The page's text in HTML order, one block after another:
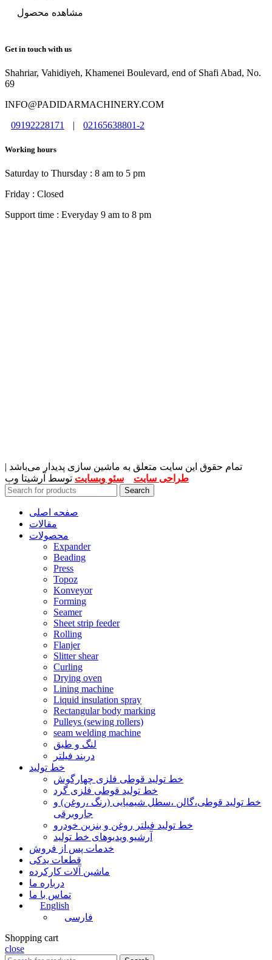
مشاهده محصول
Get in touch with us
Shahriar, Vahidiyeh, Khamenei Boulevard, end of Shafi Abad, No.
69
INFO@PADIDARMACHINERY.COM
09192228171
02165638801-2
Working hours
Saturday to Thursday : 8 am to 5 pm
Friday : Closed
Support time : Everyday 9 am to 8 pm
تمام حقوق این سایت متعلق به ماشین سازی پدیدار می‌باشد |
طراحی سایت
سئو وبسایت توسط آرشیتا وب
Search
صفحه اصلی
مقالات
محصولات
Expander
Beading
Press
Topoz
Konveyor
Forming
Seamer
Sheet strip feeder
Rolling
Flanjer
Slitter shear
Curling
Drying oven
Lining machine
Liquid insulation spray
Rectangular body marking
Pulleys (sewing rollers)
seam welding machine
لنگ و طبق
دربند فیلتر
خط تولید
خط تولید قوطی فلزی چهارگوش
خط تولید قوطی فلزی گرد
خط تولید قوطی،گالن ،سطل شیمیایی (رنگ ،روغن) و
جاروبرقی
خط تولید فیلتر روغن و بنزین خودرو
آرشیو ویدیوهای خط تولید
خدمات پس از فروش
قطعات یدکی
ماشین آلات کارکرده
درباره ما
تماس با ما
English
فارسی
Shopping cart
close